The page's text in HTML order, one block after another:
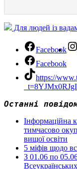
Для людей із
Facebook
Facebook
https://
Останні
Інформаційна
тимчасово
вищої освіти
5 міфів щодо
З 01.06 по